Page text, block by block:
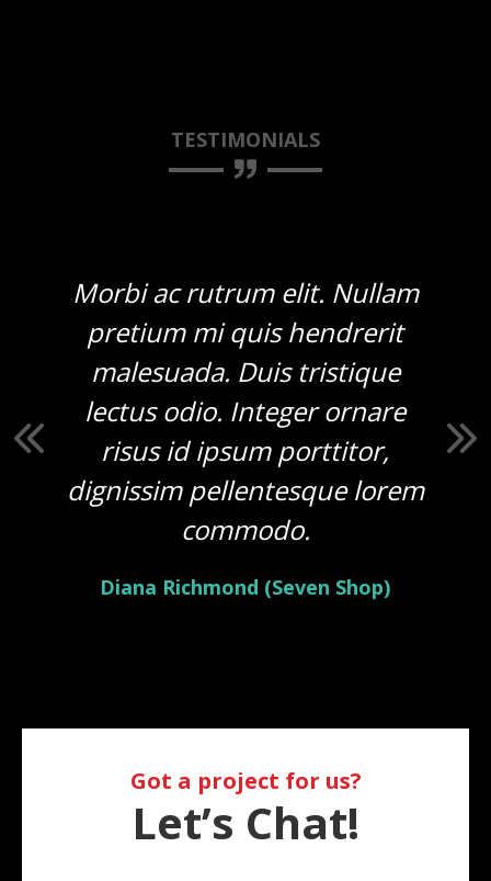
TESTIMONIALS
Diana Richmond (Seven Shop)
Morbi ac rutrum elit. Nullam
pretium mi quis hendrerit
malesuada. Duis tristique
lectus odio. Integer ornare
risus id ipsum porttitor,
dignissim pellentesque lorem
commodo.
Got a project for us?
Let’s Chat!